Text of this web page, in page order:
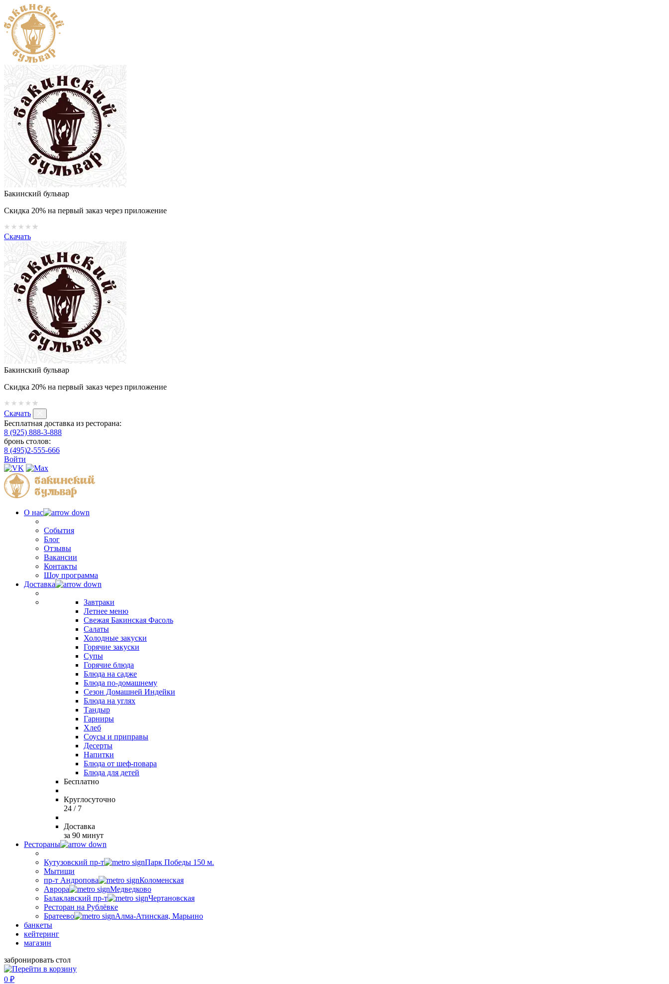
Бакинский бульвар
Скидка 20% на первый заказ через приложение
Скачать
Бакинский бульвар
Скидка 20% на первый заказ через приложение
Скачать
Бесплатная доставка из ресторана:
8 (925) 888-3-888
бронь столов:
8 (495)2-555-666
Войти
О нас
События
Блог
Отзывы
Вакансии
Контакты
Шоу программа
Доставка
Завтраки
Летнее меню
Свежая Бакинская Фасоль
Салаты
Холодные закуски
Горячие закуски
Супы
Горячие блюда
Блюда на садже
Блюда по-домашнему
Сезон Домашней Индейки
Блюда на углях
Тандыр
Гарниры
Хлеб
Соусы и приправы
Десерты
Напитки
Блюда от шеф-повара
Блюда для детей
Бесплатно
Круглосуточно
24 / 7
Доставка
за 90 минут
Рестораны
Кутузовский пр-т
Парк Победы 150 м.
Мытищи
пр-т Андропова
Коломенская
Аврора
Медведково
Балаклавский пр-т
Чертановская
Ресторан на Рублёвке
Братеево
Алма-Атинская, Марьино
банкеты
кейтеринг
магазин
забронировать стол
0 ₽